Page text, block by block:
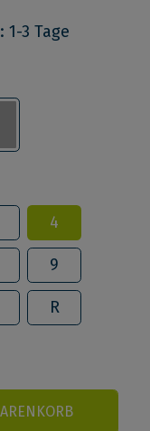
3 Tage
4
9
R